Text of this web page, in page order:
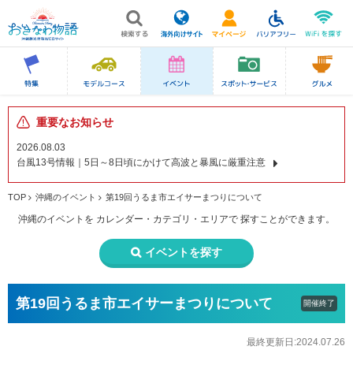
重要なお知らせ
2026.08.03
台風13号情報｜5日～8日頃にかけて高波と暴風に厳重注意
TOP 沖縄のイベント 第19回うるま市エイサーまつりについて
沖縄のイベントを カレンダー・カテゴリ・エリアで 探すことができます。
イベントを探す
第19回うるま市エイサーまつりについて 開催終了
最終更新日:2024.07.26